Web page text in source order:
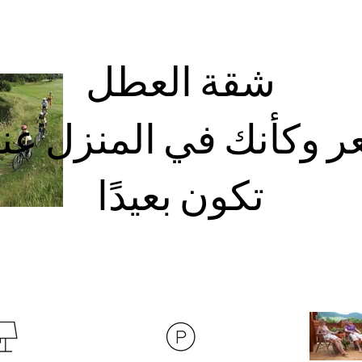
شقة العطل
وكأنك في المنزل
تكون بعيدًا